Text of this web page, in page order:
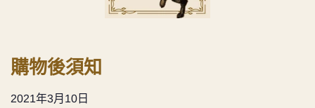
購物後須知
2021年3月10日